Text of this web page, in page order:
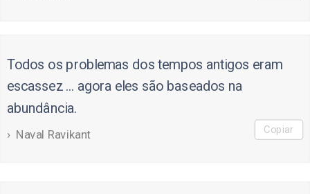
Todos os problemas dos tempos antigos eram
escassez ... agora eles são baseados na
abundância.
Naval Ravikant Copiar